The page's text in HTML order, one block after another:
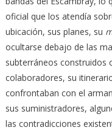
oficial que los atendía
ubicación, sus planes, su
ocultarse debajo de las
subterráneos construidos
colaboradores, su
confrontaban con el
sus suministradores,
las contradicciones